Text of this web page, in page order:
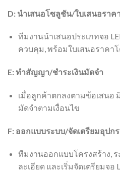
D: นำเสนอโซลูชัน/ใบเสนอราค
ทีมงานนำเสนอประเภทจอ
ควบคุม, พร้อมใบเสนอราคาโ
E: ทำสัญญา/ชำระเงินมัดจำ
เมื่อลูกค้าตกลงตามข้อเสนอ
มัดจำตามเงื่อนไข
F: ออกแบบระบบ/จัดเตรียมอุปก
ทีมงานออกแบบโครงสร้าง,
ละเอียด และเริ่มจัดเตรียมจ